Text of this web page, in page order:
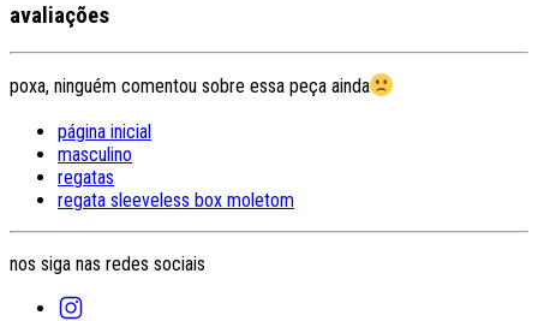
avaliações
poxa, ninguém comentou sobre essa peça ainda
página inicial
masculino
regatas
regata sleeveless box moletom
nos siga nas redes sociais